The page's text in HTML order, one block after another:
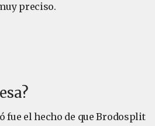
preciso.
fue el hecho de que Brodosplit